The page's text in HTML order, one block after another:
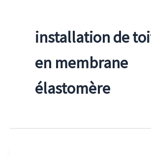
installation de
en membrane
élastomère